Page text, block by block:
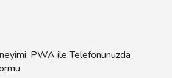
PWA ile Telefonunuzda